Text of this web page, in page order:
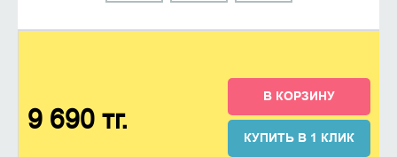
9 690 тг.
В КОРЗИНУ
КУПИТЬ В 1 КЛИК